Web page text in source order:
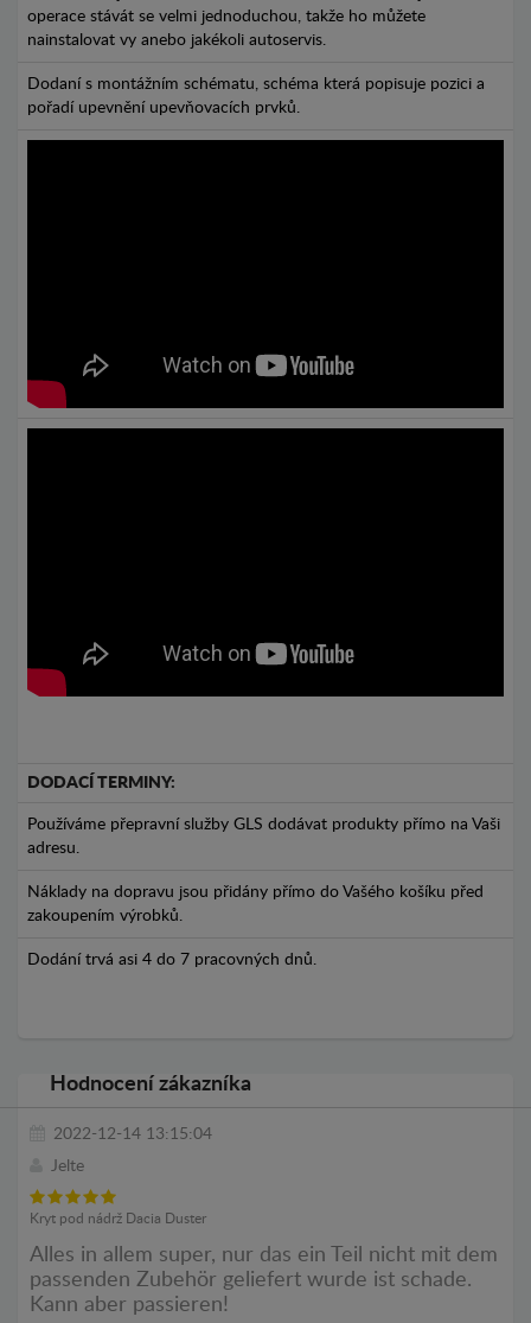
operace stávát se velmi jednoduchou, takže ho můžete
nainstalovat vy anebo jakékoli autoservis.
Dodaní s montážním schématu, schéma která popisuje pozici a
pořadí upevnění upevňovacích prvků.
DODACÍ TERMINY:
Používáme přepravní služby GLS dodávat produkty přímo na Vaši
adresu.
Náklady na dopravu jsou přidány přímo do Vašého košíku před
zakoupením výrobků.
Dodání trvá asi 4 do 7 pracovných dnů.
Hodnocení zákazníka
2022-12-14 13:15:04
Jelte
Kryt pod nádrž Dacia Duster
Alles in allem super, nur das ein Teil nicht mit dem
passenden Zubehör geliefert wurde ist schade.
Kann aber passieren!